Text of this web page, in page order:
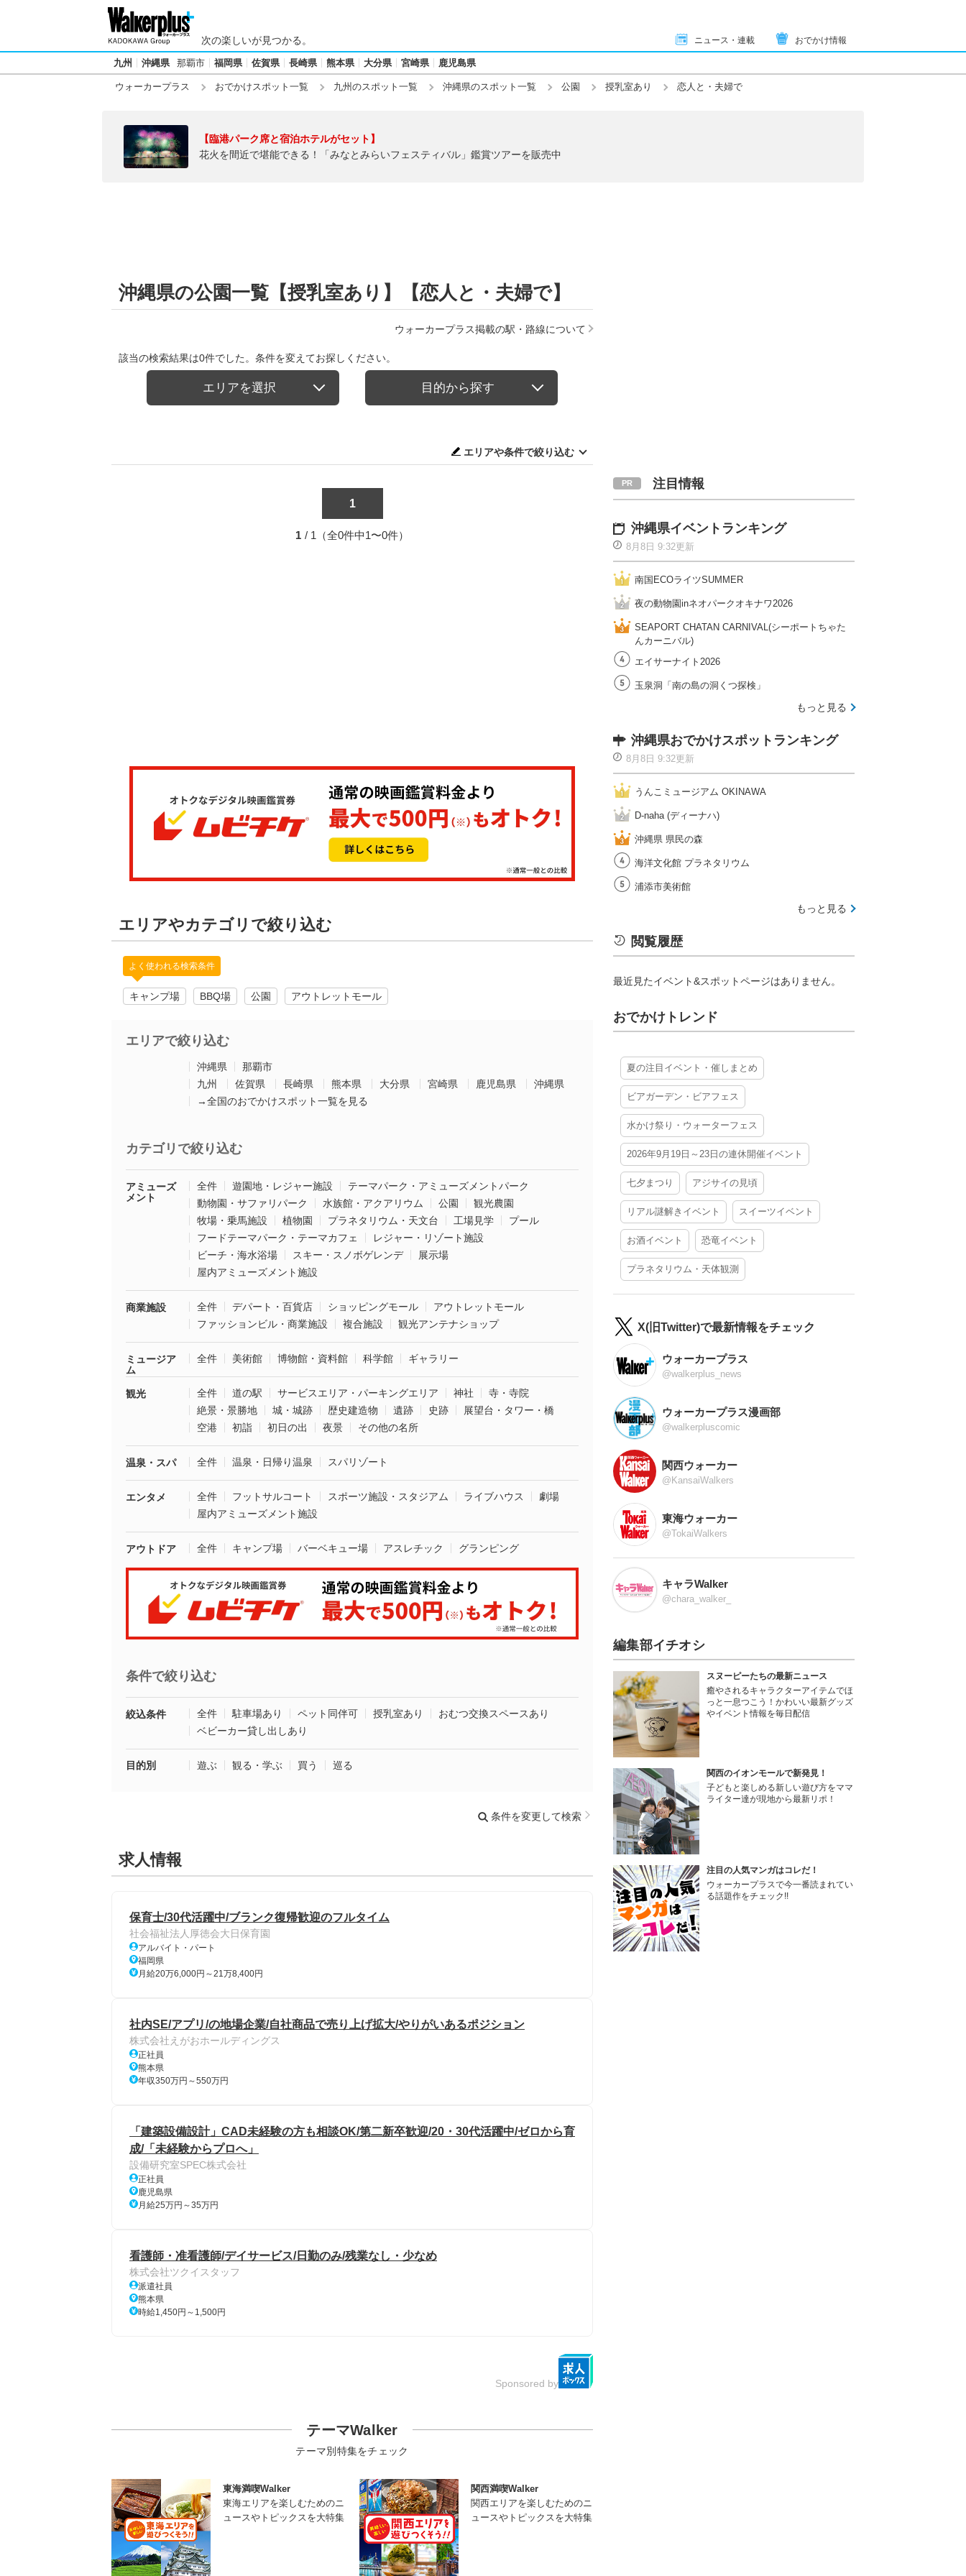
次の楽しいが見つかる。 ニュース・連載 おでかけ情報
九州 沖縄県 那覇市 福岡県 佐賀県 長崎県 熊本県 大分県 宮崎県 鹿児島県
ウォーカープラス おでかけスポット一覧 九州のスポット一覧 沖縄県のスポット一覧 公園 授乳室あり 恋人と・夫婦で
【臨港パーク席と宿泊ホテルがセット】
花火を間近で堪能できる！「みなとみらいフェスティバル」鑑賞ツアーを販売中
沖縄県の公園一覧【授乳室あり】【恋人と・夫婦で】
ウォーカープラス掲載の駅・路線について
該当の検索結果は0件でした。条件を変えてお探しください。
エリアを選択 目的から探す
エリアや条件で絞り込む
1
1 / 1（全0件中1〜0件）
エリアやカテゴリで絞り込む
よく使われる検索条件
キャンプ場 BBQ場 公園 アウトレットモール
エリアで絞り込む
沖縄県
那覇市
九州
佐賀県 長崎県 熊本県 大分県 宮崎県 鹿児島県
沖縄県
→全国のおでかけスポット一覧を見る
カテゴリで絞り込む
アミューズ
メント
全件 遊園地・レジャー施設
テーマパーク・アミューズメントパーク
動物園・サファリパーク
水族館・アクアリウム 公園
観光農園
牧場・乗馬施設
植物園 プラネタリウム・天文台 工場見学
プール
フードテーマパーク・テーマカフェ
レジャー・リゾート施設
ビーチ・海水浴場
スキー・スノボゲレンデ
展示場
屋内アミューズメント施設
商業施設 全件 デパート・百貨店 ショッピングモール
アウトレットモール
ファッションビル・商業施設
複合施設 観光アンテナショップ
ミュージア
ム
全件 美術館 博物館・資料館 科学館 ギャラリー
観光 全件 道の駅 サービスエリア・パーキングエリア 神社
寺・寺院
絶景・景勝地
城・城跡 歴史建造物 遺跡 史跡
展望台・タワー・橋
空港
初詣 初日の出 夜景 その他の名所
温泉・スパ 全件 温泉・日帰り温泉 スパリゾート
エンタメ 全件 フットサルコート スポーツ施設・スタジアム ライブハウス
劇場
屋内アミューズメント施設
アウトドア 全件 キャンプ場 バーベキュー場 アスレチック グランピング
条件で絞り込む
絞込条件 全件 駐車場あり ペット同伴可 授乳室あり
おむつ交換スペースあり
ベビーカー貸し出しあり
目的別 遊ぶ 観る・学ぶ 買う 巡る
条件を変更して検索
求人情報
保育士/30代活躍中/ブランク復帰歓迎のフルタイム
社会福祉法人厚徳会大日保育園
アルバイト・パート
福岡県
月給20万6,000円～21万8,400円
社内SE/アプリ/の地場企業/自社商品で売り上げ拡大/やりがいあるポジション
株式会社えがおホールディングス
正社員
熊本県
年収350万円～550万円
「建築設備設計」CAD未経験の方も相談OK/第二新卒歓迎/20・30代活躍中/ゼロから育
成/「未経験からプロへ」
設備研究室SPEC株式会社
正社員
鹿児島県
月給25万円～35万円
看護師・准看護師/デイサービス/日勤のみ/残業なし・少なめ
株式会社ツクイスタッフ
派遣社員
熊本県
時給1,450円～1,500円
Sponsored by
テーマWalker
テーマ別特集をチェック
東海満喫Walker
東海エリアを楽しむためのニ
ュースやトピックスを大特集
関西満喫Walker
関西エリアを楽しむためのニ
ュースやトピックスを大特集
注目情報
沖縄県イベントランキング
8月8日 9:32更新
南国ECOライツSUMMER
夜の動物園inネオパークオキナワ2026
SEAPORT CHATAN CARNIVAL(シーポートちゃた
んカーニバル)
エイサーナイト2026
玉泉洞「南の島の洞くつ探検」
もっと見る
沖縄県おでかけスポットランキング
8月8日 9:32更新
うんこミュージアム OKINAWA
D-naha (ディーナハ)
沖縄県 県民の森
海洋文化館 プラネタリウム
浦添市美術館
もっと見る
閲覧履歴
最近見たイベント&スポットページはありません。
おでかけトレンド
夏の注目イベント・催しまとめ
ビアガーデン・ビアフェス
水かけ祭り・ウォーターフェス
2026年9月19日～23日の連休開催イベント
七夕まつり アジサイの見頃
リアル謎解きイベント スイーツイベント
お酒イベント 恐竜イベント
プラネタリウム・天体観測
X(旧Twitter)で最新情報をチェック
ウォーカープラス
@walkerplus_news
ウォーカープラス漫画部
@walkerpluscomic
関西ウォーカー
@KansaiWalkers
東海ウォーカー
@TokaiWalkers
キャラWalker
@chara_walker_
編集部イチオシ
スヌーピーたちの最新ニュース
癒やされるキャラクターアイテムでほ
っと一息つこう！かわいい最新グッズ
やイベント情報を毎日配信
関西のイオンモールで新発見！
子どもと楽しめる新しい遊び方をママ
ライター達が現地から最新リポ！
注目の人気マンガはコレだ！
ウォーカープラスで今一番読まれてい
る話題作をチェック!!